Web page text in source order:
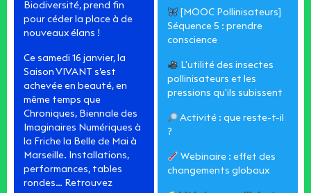
Biodiversité, prend fin
pour céder la place à de
nouveaux élans !
Ce samedi 16 janvier, la
Saison VIVANT s’est
achevée en beauté, en
même temps que
Chroniques, Biennale des
Imaginaires Numériques à
la Friche la Belle de Mai à
Marseille. Installations,
performances, tables
rondes… Retrouvez
[MOOC Pollinisateurs]
Séquence 5 : prendre
conscience
L'utilité des insectes
pollinisateurs et les
pressions qu'ils subissent
Activité : que reste-t-il
?
Webinaire : effet des
changements globaux